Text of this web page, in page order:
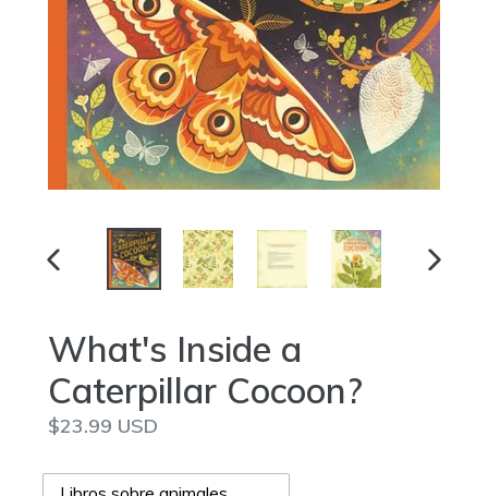
ANTERIOR
What's Inside a
Caterpillar Cocoon?
Precio
$23.99 USD